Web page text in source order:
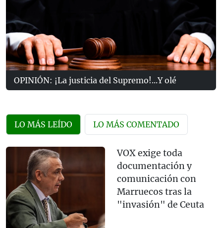
OPINIÓN: ¡La justicia del Supremo!...Y olé
LO MÁS LEÍDO LO MÁS COMENTADO
VOX exige toda
documentación y
comunicación con
Marruecos tras la
"invasión" de Ceuta